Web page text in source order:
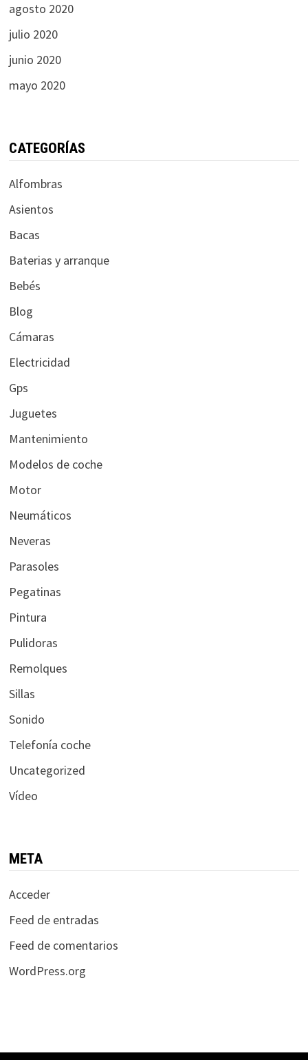
agosto 2020
julio 2020
junio 2020
mayo 2020
CATEGORÍAS
Alfombras
Asientos
Bacas
Baterias y arranque
Bebés
Blog
Cámaras
Electricidad
Gps
Juguetes
Mantenimiento
Modelos de coche
Motor
Neumáticos
Neveras
Parasoles
Pegatinas
Pintura
Pulidoras
Remolques
Sillas
Sonido
Telefonía coche
Uncategorized
Vídeo
META
Acceder
Feed de entradas
Feed de comentarios
WordPress.org